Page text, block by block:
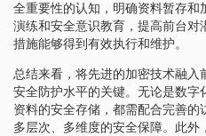
全重要性的认知，明确资料暂存和
演练和安全意识教育，提高前台
措施能够得到有效执行和维护。
总结来看，将先进的加密技术融
安全防护水平的关键。无论是数字
资料的安全存储，都需配合完善
多层次、多维度的安全保障。此外